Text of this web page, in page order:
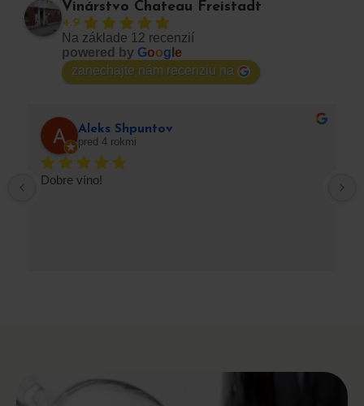
Vinárstvo Chateau Freistadt
4.9
Na základe 12 recenzií
powered by Goog e
zanechajte nám recenziu na
Aleks Shpuntov
pred 4 rokmi
Dobre víno!